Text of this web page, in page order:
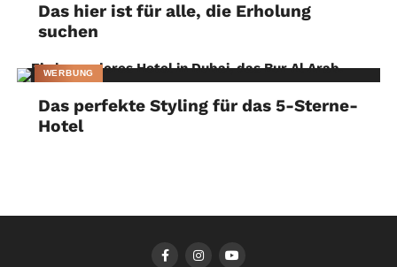
Das hier ist für alle, die Erholung
suchen
WERBUNG
Das perfekte Styling für das 5-Sterne-
Hotel